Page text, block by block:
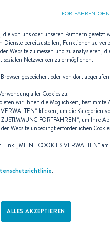
ein
die von uns oder unseren Partnern gesetzt
Dienste bereitzustellen, Funktionen zu
Website zu messen und zu analysieren,
Netzwerken zu ermöglichen.
gespeichert oder von dort
aller Cookies zu.
wir Ihnen die Möglichkeit, bestimmte
“ klicken, um die Kategorien
FORTFAHREN“, um Ihre
Website unbedingt erforderlichen
Link „MEINE COOKIES VERWALTEN“
.
ALLES AKZEPTIEREN
FORTFAHREN,